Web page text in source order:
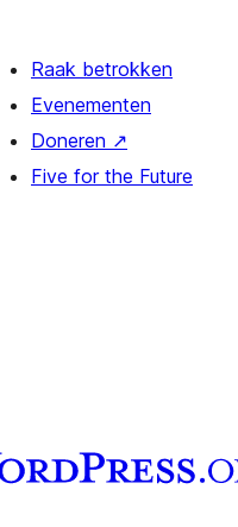
Raak betrokken
Evenementen
Doneren ↗
Five for the Future